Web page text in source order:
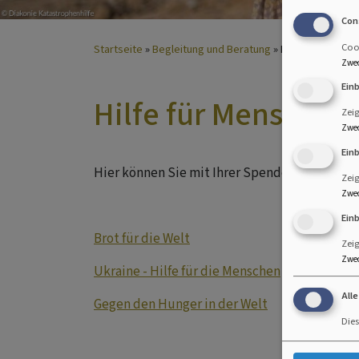
Startseite Begleitung und Beratung Hilfe für
Hilfe für
Hier können Sie mit Ihrer Spende helfen
Brot für die Welt
Ukraine - Hilfe für die Menschen
Gegen den Hunger in der Welt